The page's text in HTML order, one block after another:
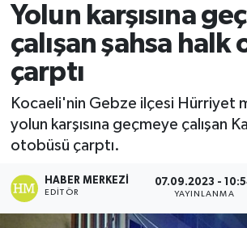
Yolun karşısına
çalışan şahsa halk
çarptı
Kocaeli'nin Gebze ilçesi Hürriyet
yolun karşısına geçmeye çalışan
otobüsü çarptı.
HABER MERKEZI
EDITÖR
07.09.2023 -
YAYINLANMA